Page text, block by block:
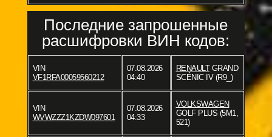
Последние запрошенные
расшифровки ВИН кодов:
VIN
VF1RFA00059560212
07.08.2026
04:40
RENAULTGRAND
SCÉNIC IV (R9_)
VIN
WVWZZZ1KZDW097601
07.08.2026
04:33
VOLKSWAGEN
GOLF PLUS (5M1,
521)